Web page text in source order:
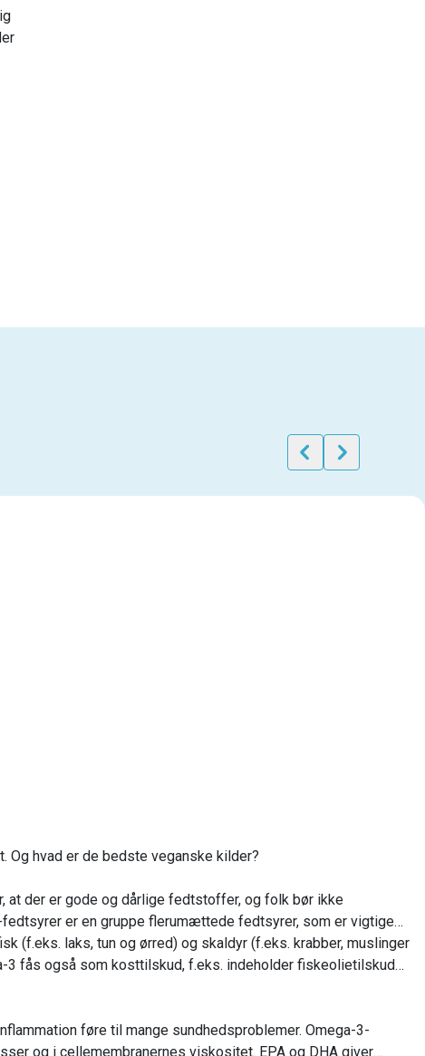
hvad er de bedste veganske kilder?
at der er gode og dårlige fedtstoffer, og folk bør ikke
er en gruppe flerumættede fedtsyrer, som er vigtige
(f.eks. laks, tun og ørred) og skaldyr (f.eks. krabber, muslinger
3 fås også som kosttilskud, f.eks. indeholder fiskeolietilskud
føre til mange sundhedsproblemer. Omega-3-
og i cellemembranernes viskositet. EPA og DHA giver